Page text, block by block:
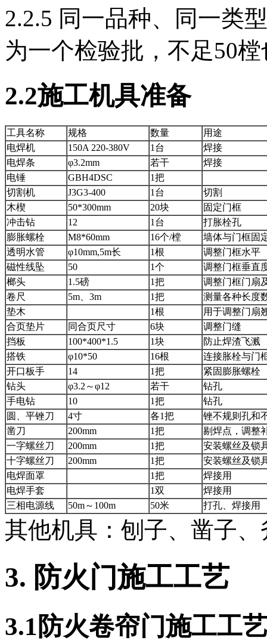
2.2.5 同一品种、同一类
为一个检验批，不足50
2.2施工机具准备
工具名称 规格 数量
用途
电焊机
150A 220-380V 1台
焊接
电焊条
φ3.2mm 若干
焊接
电锤
GBH4DSC
1把
切割机
J3G3-400 1台
切割
木楔
50*300mm 20块
固定门框
冲击钻
12 1台
打胀栓孔
膨胀螺栓
M8*60mm 16个/樘
墙体与门框固
透明水管
φ10mm,5m长 1根
调整门框水平
磁性线坠
50 1个
调整门框垂直
榔头
1.5磅 1把
调整门框门扇
卷尺
5m、3m 1把
测量各种长度
垫木
1根
用于调整门扇
合页垫片
同合页尺寸 6块
调整门缝
挡板
100*400*1.5 1块
防止焊渣飞溅
搭铁
φ10*50 16根
连接胀栓与门
开口板手
14 1把
紧固膨胀螺栓
钻头
φ3.2～φ12 若干
钻孔
手电钻
10 1把
钻孔
圆、平锉刀
4寸 各1把
锉不规则孔和
凿刀
200mm 1把
剔焊点，调整
一字螺丝刀
200mm 1把
安装螺丝及锁
十字螺丝刀
200mm 1把
安装螺丝及锁
电焊面罩
1把
焊接用
电焊手套
1双
焊接用
三相电源线
50m～100m 50米 打孔、焊接用
其他机具：刨子、凿子
3. 防火门施工工艺
3.1防火卷帘门施工工